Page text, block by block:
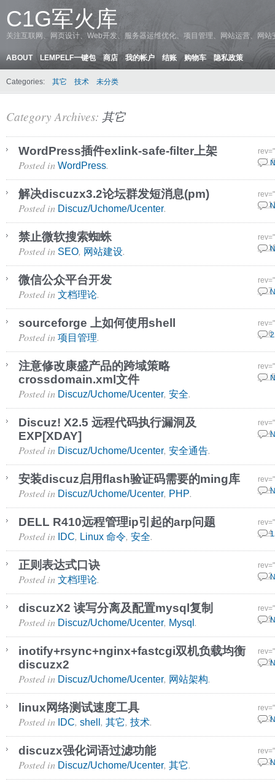
C1G军火库
关注互联网、网页设计、Web开发、服务器运维优化、项目管理、网站运营、网
ABOUT LEMPELF一键包 商店 我的帐户 结账 购物车 隐私政策
Categories: 其它 技术 未分类
Category Archives: 其它
WordPress插件exlink-safe-filter上架
1 7
Posted in WordPress.
解决discuzx3.2论坛群发短消息(pm)
21
Posted in Discuz/Uchome/Ucenter.
禁止微软搜索蜘蛛
23
Posted in SEO, 网站建设.
微信公众平台开发
15 7
Posted in 文档理论.
sourceforge 上如何使用shell
20 6
Posted in 项目管理.
注意修改康盛产品的跨域策略
crossdomain.xml文件
9 5
Posted in Discuz/Uchome/Ucenter, 安全.
Discuz! X2.5 远程代码执行漏洞及
EXP[XDAY]
28 4
Posted in Discuz/Uchome/Ucenter, 安全通告.
安装discuz启用flash验证码需要的ming库
13 4
Posted in Discuz/Uchome/Ucenter, PHP.
DELL R410远程管理ip引起的arp问题
10 4
Posted in IDC, Linux 命令, 安全.
正则表达式口诀
28 2
Posted in 文档理论.
discuzX2 读写分离及配置mysql复制
28 9
Posted in Discuz/Uchome/Ucenter, Mysql.
inotify+rsync+nginx+fastcgi双机负载均衡
discuzx2
19 9
Posted in Discuz/Uchome/Ucenter, 网站架构.
linux网络测试速度工具
18 3
Posted in IDC, shell, 其它, 技术.
discuzx强化词语过滤功能
15 3
Posted in Discuz/Uchome/Ucenter, 其它.